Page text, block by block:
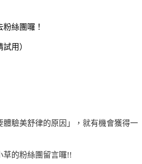
絲團囉！
用）
體驗美舒律的原因」，就有機會獲得一
草的粉絲團留言囉!!